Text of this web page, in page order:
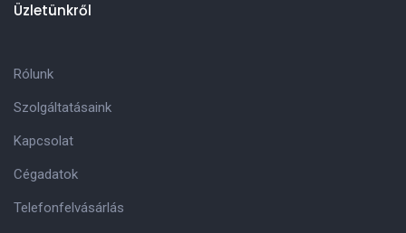
Üzletünkről
Rólunk
Szolgáltatásaink
Kapcsolat
Cégadatok
Telefonfelvásárlás